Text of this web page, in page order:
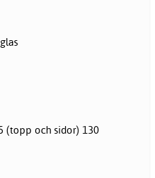
(topp och sidor) 130